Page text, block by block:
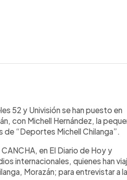
52 y Univisión se han puesto en
con Michell Hernández, la
“Deportes Michell Chilanga”.
en El Diario de Hoy y
internacionales, quienes han
Morazán; para entrevistar a